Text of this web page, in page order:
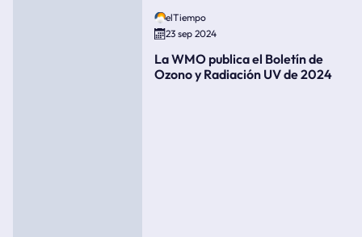
elTiempo
23 sep 2024
La WMO publica el Boletín de
Ozono y Radiación UV de 2024